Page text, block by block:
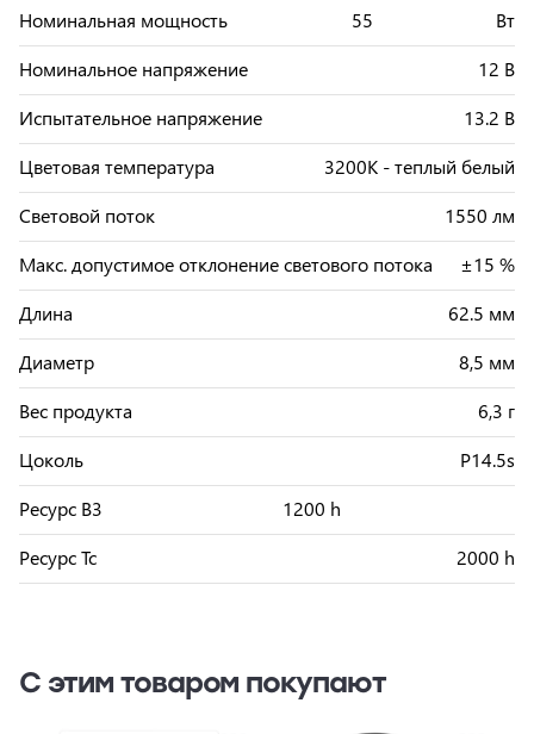
Номинальная мощность
55
Вт
Номинальное напряжение
12 В
Испытательное напряжение
13.2 В
Цветовая температура
3200К - теплый белый
Световой поток
1550 лм
Макс. допустимое отклонение светового потока
±15 %
Длина
62.5 мм
Диаметр
8,5 мм
Вес продукта
6,3 г
Цоколь
P14.5s
Ресурс B3
1200 h
Ресурс Tc
2000 h
С этим товаром покупают